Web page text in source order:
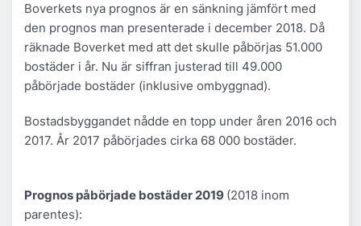
Boverkets nya prognos är en sänkning jämfört med
den prognos man presenterade i december 2018. Då
räknade Boverket med att det skulle påbörjas 51.000
bostäder i år. Nu är siffran justerad till 49.000
påbörjade bostäder (inklusive ombyggnad).
Bostadsbyggandet nådde en topp under åren 2016 och
2017. År 2017 påbörjades cirka 68 000 bostäder.
Prognos påbörjade bostäder 2019 (2018 inom
parentes):